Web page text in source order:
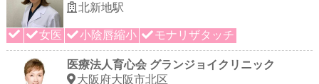
北新地駅
女医 小陰唇縮小 モナリザタッチ
医療法人育心会 グランジョイクリニック
大阪府大阪市北区